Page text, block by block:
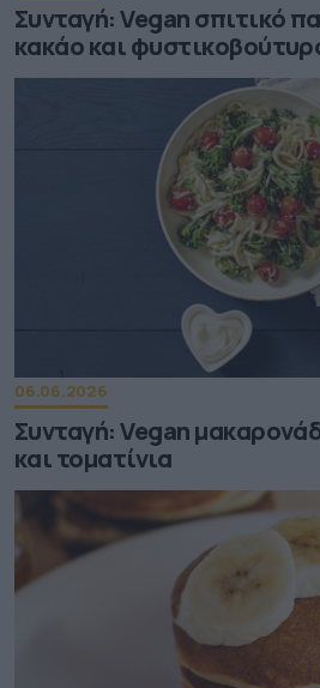
Συνταγή: Vegan σπιτικό
κακάο και
06.06.2026
Συνταγή: Vegan
και τοματίνια